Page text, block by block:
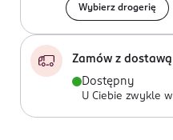
Wybierz drogerię
Zamów z dostawą
Dostępny
U Ciebie zwykle